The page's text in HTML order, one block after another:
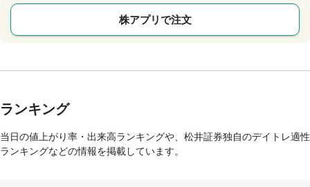
株アプリで注文
ランキング
当日の値上がり率・出来高ランキングや、松井証券独自のデイトレ適性
ランキングなどの情報を掲載しています。